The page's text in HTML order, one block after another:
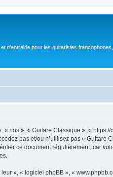
d'entraide pour les guitaristes
nos », « Guitare Classique », «
pas et/ou n’utilisez pas «
ce document régulièrement, car
», « logiciel phpBB », «